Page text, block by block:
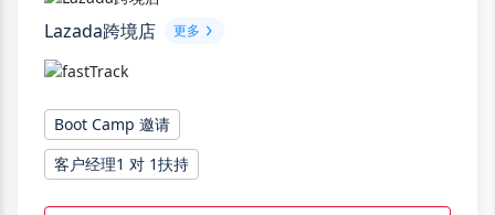
Lazada跨境店 更多
Boot Camp 邀请
客户经理1 对 1扶持